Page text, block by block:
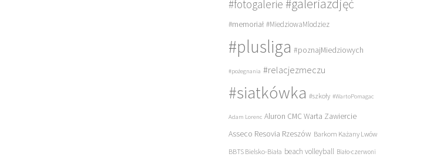
#fotogalerie #galeriazdjęć
#memoriał #MiedziowaMlodziez
#plusliga #poznajMiedziowych
#pożegnania #relacjezmeczu
#siatkówka #szkoły #WartoPomagac
Adam Lorenc Aluron CMC Warta Zawiercie
Asseco Resovia Rzeszów Barkom Każany Lwów
BBTS Bielsko-Biała beach volleyball Biało-czerwoni